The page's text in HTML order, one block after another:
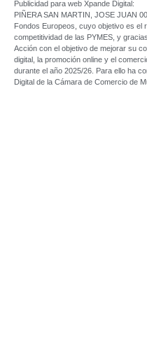
Publicidad para web Xpande Digital:
PIÑERA SAN MARTIN, JOSE JUAN
Fondos Europeos, cuyo objetivo es el
competitividad de las PYMES, y
Acción con el objetivo de mejorar su
digital, la promoción online y el
durante el año 2025/26. Para ello ha
Digital de la Cámara de Comercio de